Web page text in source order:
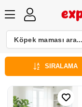
Kedi Tırmalama Tahtası
SIRALAMA